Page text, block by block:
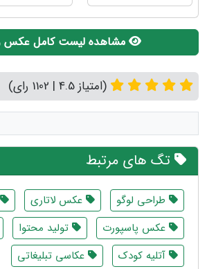
مشاهده لیست کامل عکس
(امتیاز 4.5 | 1102 رای)
تگ های مرتبط
طراحی لوگو عکس لاتاری
عکس پاسپورت
تولید محتوا
آتلیه کودک
عکاسی تبلیغاتی